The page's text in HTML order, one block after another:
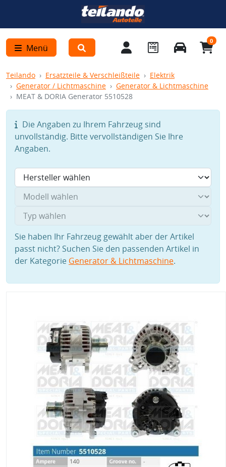
Menü
0
Teilando Ersatzteile & Verschleißteile
Elektrik
Generator / Lichtmaschine
Generator & Lichtmaschine
MEAT & DORIA Generator 5510528
Die Angaben zu Ihrem Fahrzeug sind
unvollständig. Bitte vervollständigen Sie Ihre
Angaben.
Sie haben Ihr Fahrzeug gewählt aber der Artikel
passt nicht? Suchen Sie den passenden Artikel in
der Kategorie Generator & Lichtmaschine.